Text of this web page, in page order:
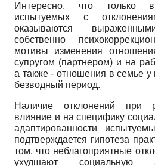
Интересно, что только
испытуемых с
оказываются
собственно
мотивы изменения
супругом (партнером) и на
а также - отношения в семье
безводный период.
Наличие отклонений при
влияние и на специфику
адаптированности
подтверждается гипотеза
том, что неблагоприятные
ухудшают социальную